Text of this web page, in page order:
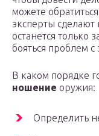
можете
эксперты
останется только
бояться проблем с
В каком порядке
ношение оружия:
Определить